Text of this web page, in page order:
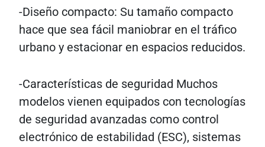
-Diseño compacto: Su tamaño compacto
hace que sea fácil maniobrar en el tráfico
urbano y estacionar en espacios reducidos.
-Características de seguridad Muchos
modelos vienen equipados con tecnologías
de seguridad avanzadas como control
electrónico de estabilidad (ESC), sistemas